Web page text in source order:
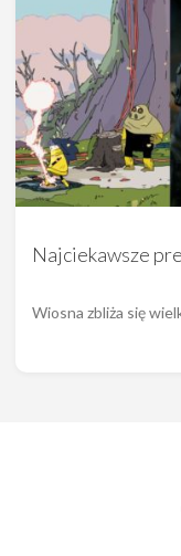
Najciekawsze
Wiosna zbliża się